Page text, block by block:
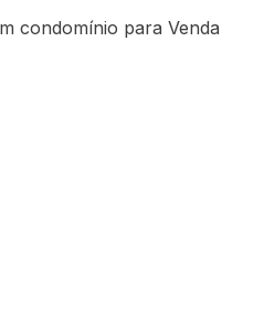
condomínio para Venda